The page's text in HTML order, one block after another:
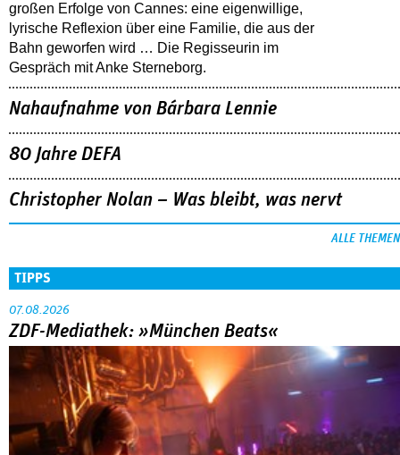
großen Erfolge von Cannes: eine eigenwillige,
lyrische Reflexion über eine ­Familie, die aus der
Bahn geworfen wird … Die Regisseurin im
Gespräch mit Anke Sterneborg.
Nahaufnahme von Bárbara Lennie
80 Jahre DEFA
Christopher Nolan – Was bleibt, was nervt
ALLE THEMEN
TIPPS
07.08.2026
ZDF-Mediathek: »München Beats«